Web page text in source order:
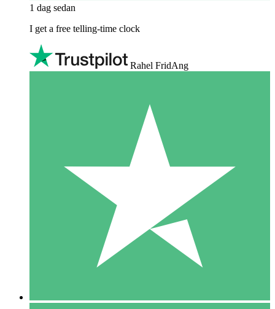
1 dag sedan
I get a free telling-time clock
Rahel FridAng